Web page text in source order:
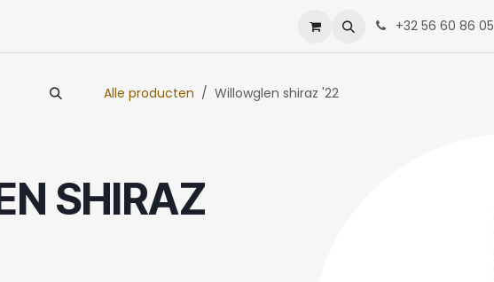
+32 56 60 86 05
Alle producten Willowglen shiraz '22
SHIRAZ